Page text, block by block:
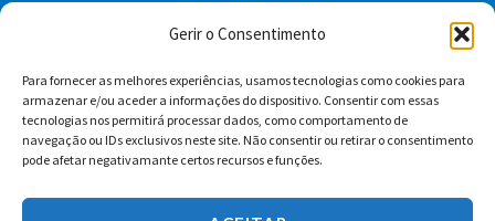
Gerir o Consentimento
Para fornecer as melhores experiências, usamos tecnologias como cookies para
armazenar e/ou aceder a informações do dispositivo. Consentir com essas
tecnologias nos permitirá processar dados, como comportamento de
navegação ou IDs exclusivos neste site. Não consentir ou retirar o consentimento
pode afetar negativamante certos recursos e funções.
Facebook YouTube Instagram
Whatsapp
Condições Gerais de Venda